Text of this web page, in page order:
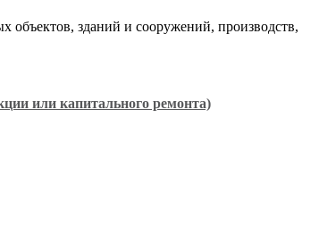
зданий и сооружений, производств,
или капитального ремонта)